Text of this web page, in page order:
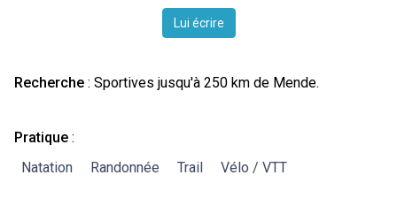
Lui écrire
Recherche : Sportives jusqu'à 250 km de Mende.
Pratique :
Natation
Randonnée Trail Vélo / VTT